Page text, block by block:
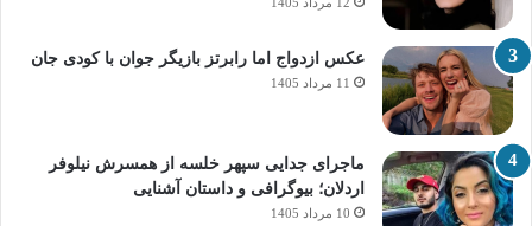
12 مرداد 1405
عکس ازدواج اما رابرتز بازیگر جوان با کودی جان
11 مرداد 1405
ماجرای جدایی سپهر خلسه از همسرش نیلوفر
اردلان؛ بیوگرافی و داستان آشنایی
10 مرداد 1405